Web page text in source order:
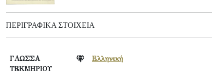
ΠΕΡΙΓΡΑΦΙΚΆ ΣΤΟΙΧΕΊΑ
ΓΛΩΣΣΑ
ΤΕΚΜΗΡΙΟΥ
Ελληνική